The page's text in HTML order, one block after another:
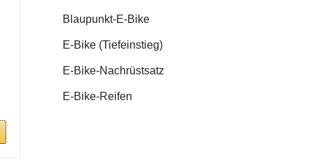
Blaupunkt-E-Bike
E-Bike (Tiefeinstieg)
E-Bike-Nachrüstsatz
E-Bike-Reifen